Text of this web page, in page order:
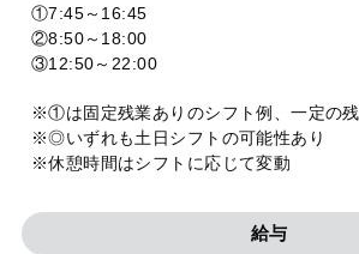
①7:45～16:45
②8:50～18:00
③12:50～22:00
※①は固定残業ありのシフト例、一定の残
※◎いずれも土日シフトの可能性あり
※休憩時間はシフトに応じて変動
給与